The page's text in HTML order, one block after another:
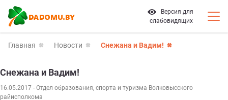
Версия для
слабовидящих
Главная Новости Снежана и Вадим!
Снежана и Вадим!
16.05.2017 - Отдел образования, спорта и туризма Волковысского
райисполкома